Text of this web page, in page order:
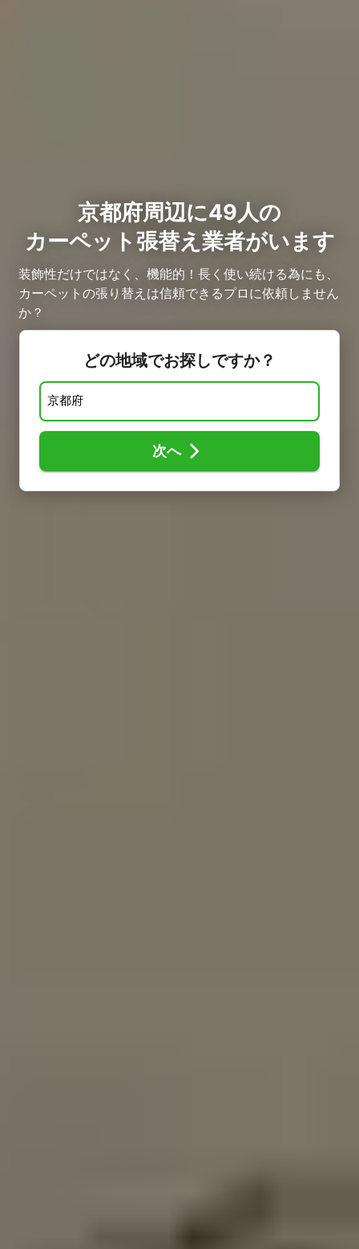
京都府周辺に49人の
カーペット張替え業者がいます
装飾性だけではなく、機能的！長く使い続ける為にも、
カーペットの張り替えは信頼できるプロに依頼しません
か？
どの地域でお探しですか？
次へ